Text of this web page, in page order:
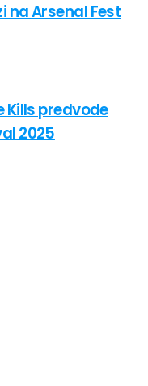
na Arsenal Fest
Kills predvode
2025